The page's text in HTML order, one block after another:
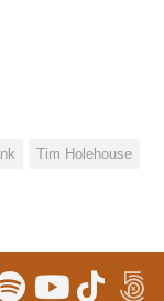
Tim Holehouse